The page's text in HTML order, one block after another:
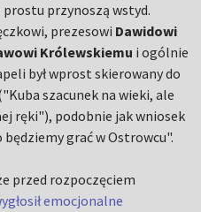
przynoszą wstyd.
prezesowi Dawidowi
Królewskiemu i ogólnie
był wprost skierowany do
szacunek na wieki, ale
ręki"), podobnie jak wniosek
grać w Ostrowcu".
przed rozpoczęciem
emocjonalne